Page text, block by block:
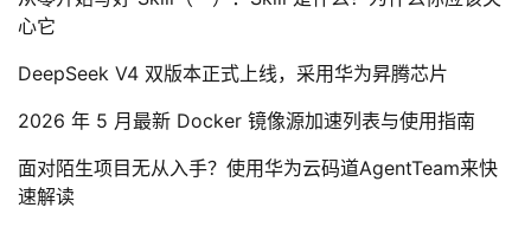
心它
DeepSeek V4 双版本正式上线，采用华为昇腾芯片
2026 年 5 月最新 Docker 镜像源加速列表与使用指南
面对陌生项目无从入手？使用华为云码道AgentTeam来快
速解读